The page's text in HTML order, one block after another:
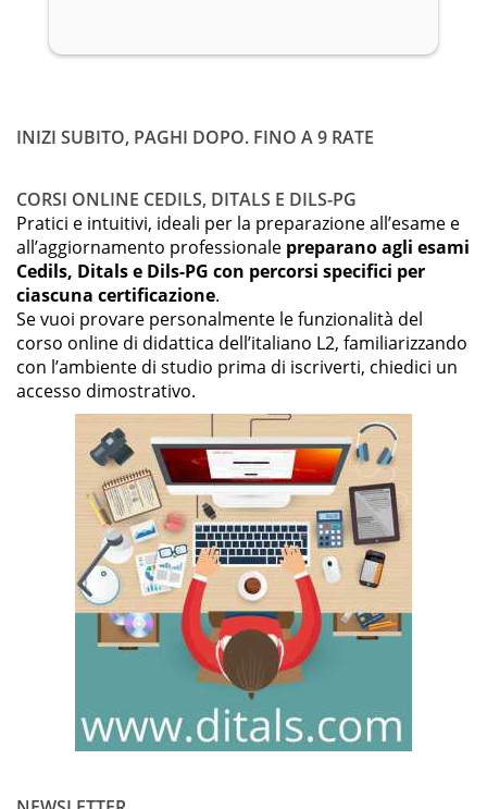
INIZI SUBITO, PAGHI DOPO. FINO A 9 RATE
CORSI ONLINE CEDILS, DITALS E DILS-PG
Pratici e intuitivi, ideali per la preparazione all’esame e
all’aggiornamento professionale preparano agli esami
Cedils, Ditals e Dils-PG con percorsi specifici per
ciascuna certificazione.
Se vuoi provare personalmente le funzionalità del
corso online di didattica dell’italiano L2, familiarizzando
con l’ambiente di studio prima di iscriverti, chiedici un
accesso dimostrativo.